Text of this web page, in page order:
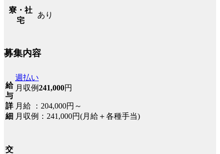
寮・社
宅
あり
募集内容
給
与
詳
細
週払い
月収例241,000円
月給 ：204,000円～
月収例：241,000円(月給＋各種手当)
交